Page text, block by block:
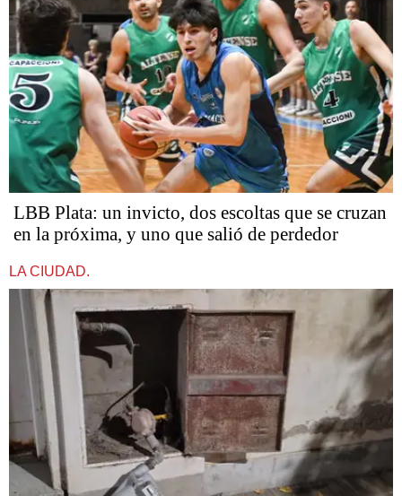
LBB Plata: un invicto, dos escoltas que se cruzan
en la próxima, y uno que salió de perdedor
LA CIUDAD.